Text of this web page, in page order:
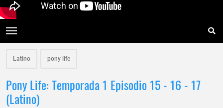
Latino pony life
Pony Life: Temporada 1 Episodio 15 - 16 - 17
(Latino)